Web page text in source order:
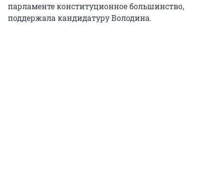
парламенте конституционное большинство,
поддержала кандидатуру Володина.